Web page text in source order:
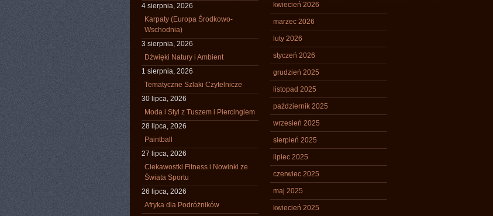
4 sierpnia, 2026
Karpaty (Europa Środkowo-
Wschodnia)
3 sierpnia, 2026
Dźwięki Natury i Ambient
1 sierpnia, 2026
Tematyczne Szlaki Czytelnicze
30 lipca, 2026
Moda i Styl z Tuszem i Piercingiem
28 lipca, 2026
Paintball
27 lipca, 2026
Ciekawostki Fitness i Nowinki ze
Świata Sportu
26 lipca, 2026
Afryka dla Podróżników
kwiecień 2026
marzec 2026
luty 2026
styczeń 2026
grudzień 2025
listopad 2025
październik 2025
wrzesień 2025
sierpień 2025
lipiec 2025
czerwiec 2025
maj 2025
kwiecień 2025